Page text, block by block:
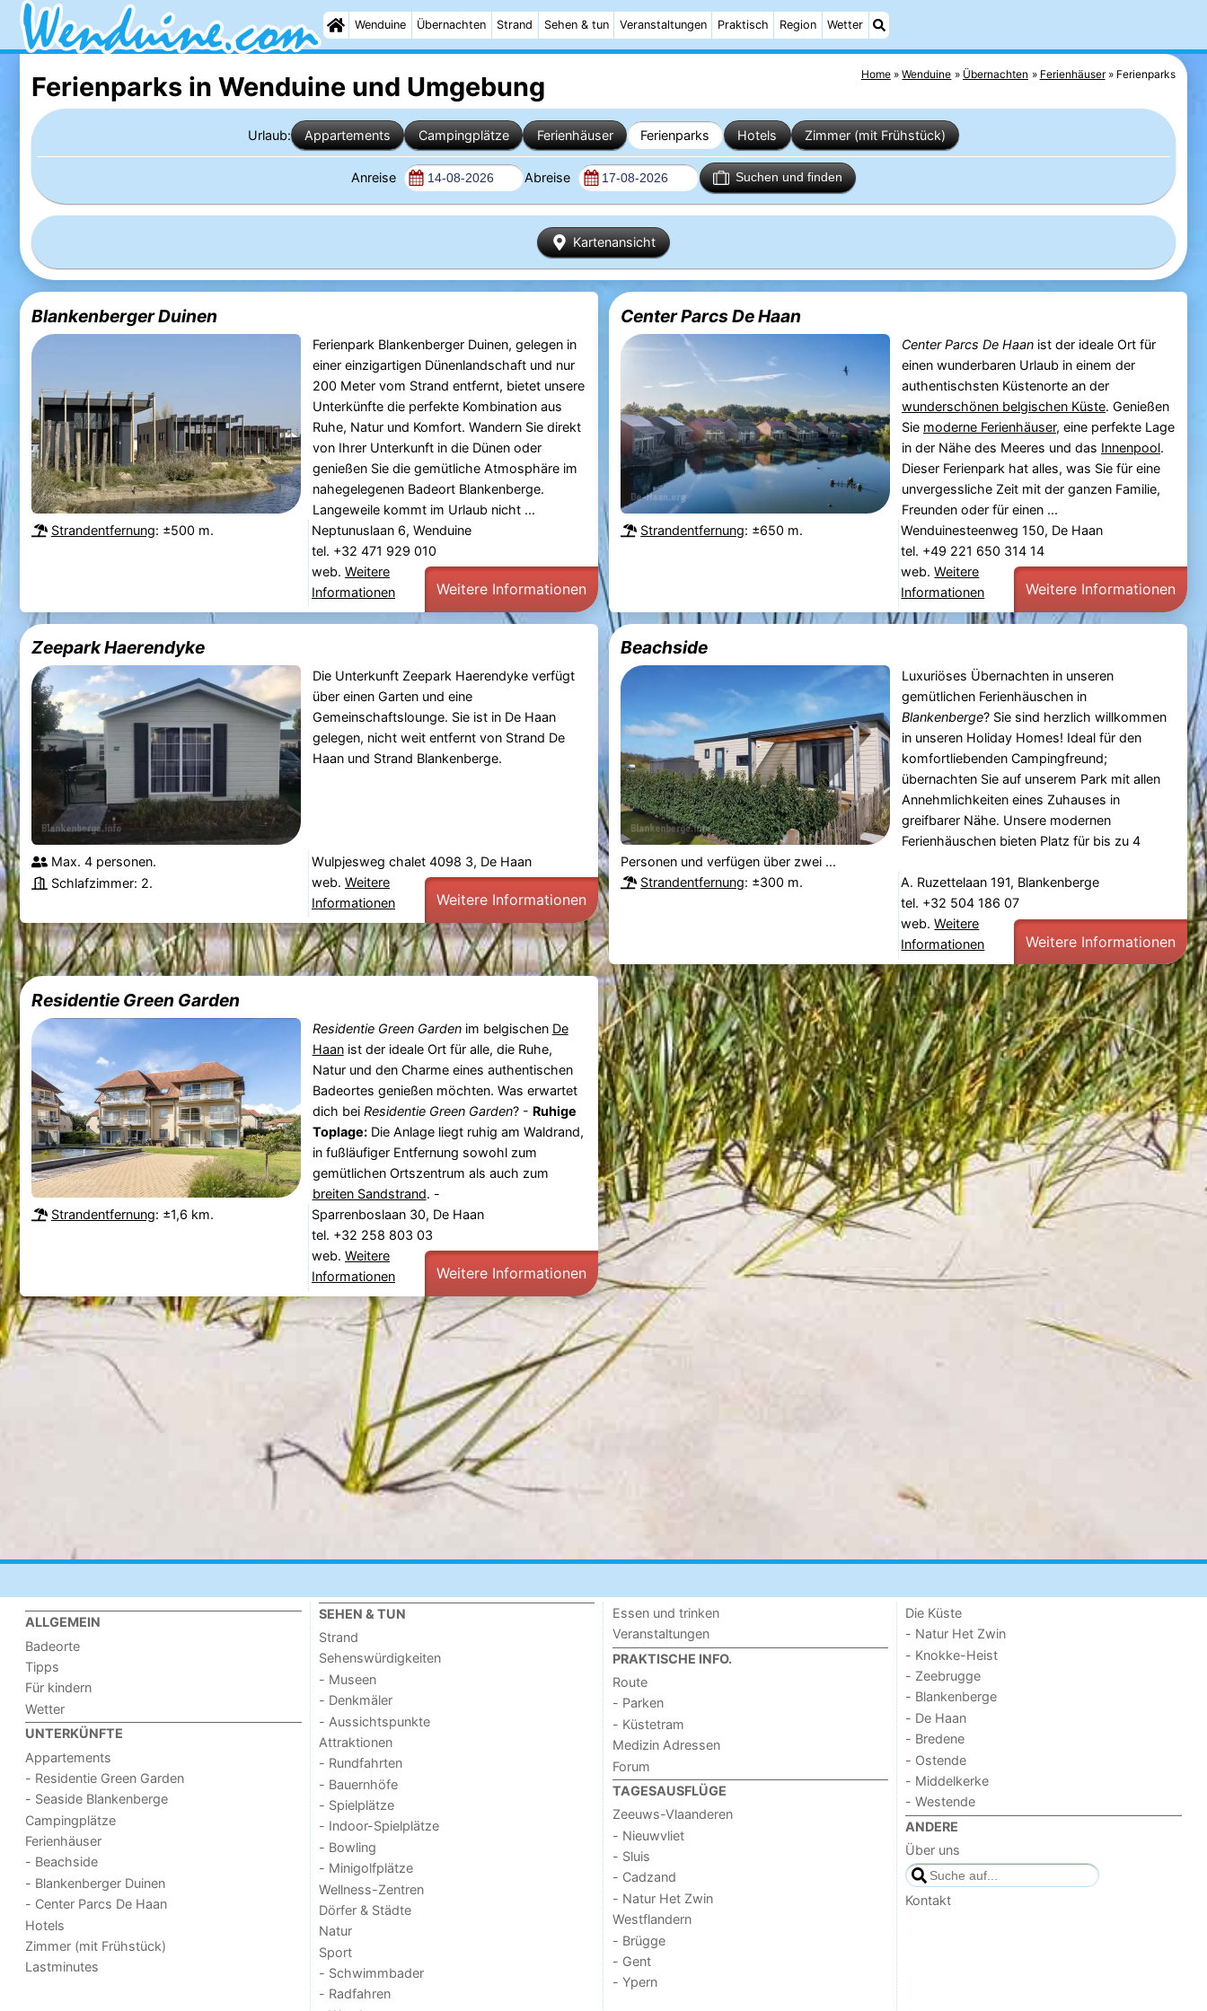
Wenduine Übernachten Strand Sehen & tun Veranstaltungen Praktisch Region Wetter
Home Wenduine Übernachten Ferienhäuser Ferienparks
Ferienparks in Wenduine und Umgebung
Urlaub: Appartements Campingplätze Ferienhäuser Ferienparks Hotels Zimmer (mit Frühstück)
Anreise Abreise Suchen und finden
Kartenansicht
Blankenberger Duinen
Ferienpark Blankenberger Duinen, gelegen in
einer einzigartigen Dünenlandschaft und nur
200 Meter vom Strand entfernt, bietet unsere
Unterkünfte die perfekte Kombination aus
Ruhe, Natur und Komfort. Wandern Sie direkt
von Ihrer Unterkunft in die Dünen oder
genießen Sie die gemütliche Atmosphäre im
nahegelegenen Badeort Blankenberge.
Langeweile kommt im Urlaub nicht ...
Strandentfernung: ±500 m.
Neptunuslaan 6, Wenduine
tel. +32 471 929 010
web. Weitere
Informationen
Weitere Informationen
Center Parcs De Haan
Center Parcs De Haanist der ideale Ort für
einen wunderbaren Urlaub in einem der
authentischsten Küstenorte an der
wunderschönen belgischen Küste. Genießen
Sie moderne Ferienhäuser, eine perfekte Lage
in der Nähe des Meeres und das Innenpool.
Dieser Ferienpark hat alles, was Sie für eine
unvergessliche Zeit mit der ganzen Familie,
Freunden oder für einen ...
Strandentfernung: ±650 m.
Wenduinesteenweg 150, De Haan
tel. +49 221 650 314 14
web.Weitere
Informationen
Weitere Informationen
Zeepark Haerendyke
Die Unterkunft Zeepark Haerendyke verfügt
über einen Garten und eine
Gemeinschaftslounge. Sie ist in De Haan
gelegen, nicht weit entfernt von Strand De
Haan und Strand Blankenberge.
Max. 4 personen.
Schlafzimmer: 2.
Wulpjesweg chalet 4098 3, De Haan
web. Weitere
Informationen
Weitere Informationen
Beachside
Luxuriöses Übernachten in unseren
gemütlichen Ferienhäuschen in
Blankenberge? Sie sind herzlich willkommen
in unseren Holiday Homes! Ideal für den
komfortliebenden Campingfreund;
übernachten Sie auf unserem Park mit allen
Annehmlichkeiten eines Zuhauses in
greifbarer Nähe. Unsere modernen
Ferienhäuschen bieten Platz für bis zu 4
Personen und verfügen über zwei ...
Strandentfernung: ±300 m.
A. Ruzettelaan 191, Blankenberge
tel. +32 504 186 07
web.Weitere
Informationen
Weitere Informationen
Residentie Green Garden
Residentie Green Gardenim belgischen De
Haanist der ideale Ort für alle, die Ruhe,
Natur und den Charme eines authentischen
Badeortes genießen möchten. Was erwartet
dich bei Residentie Green Garden? - Ruhige
Toplage:Die Anlage liegt ruhig am Waldrand,
in fußläufiger Entfernung sowohl zum
gemütlichen Ortszentrum als auch zum
breiten Sandstrand. -
Strandentfernung: ±1,6 km.
Sparrenboslaan 30, De Haan
tel. +32 258 803 03
web. Weitere
Informationen
Weitere Informationen
ALLGEMEIN
Badeorte
Tipps
Für kindern
Wetter
UNTERKÜNFTE
Appartements
- Residentie Green Garden
- Seaside Blankenberge
Campingplätze
Ferienhäuser
- Beachside
- Blankenberger Duinen
- Center Parcs De Haan
Hotels
Zimmer (mit Frühstück)
Lastminutes
SEHEN & TUN
Strand
Sehenswürdigkeiten
- Museen
- Denkmäler
- Aussichtspunkte
Attraktionen
- Rundfahrten
- Bauernhöfe
- Spielplätze
- Indoor-Spielplätze
- Bowling
- Minigolfplätze
Wellness-Zentren
Dörfer & Städte
Natur
Sport
- Schwimmbader
- Radfahren
Essen und trinken
Veranstaltungen
PRAKTISCHE INFO.
Route
- Parken
- Küstetram
Medizin Adressen
Forum
TAGESAUSFLÜGE
Zeeuws-Vlaanderen
- Nieuwvliet
- Sluis
- Cadzand
- Natur Het Zwin
Westflandern
- Brügge
- Gent
- Ypern
Die Küste
- Natur Het Zwin
- Knokke-Heist
- Zeebrugge
- Blankenberge
- De Haan
- Bredene
- Ostende
- Middelkerke
- Westende
ANDERE
Über uns
Kontakt